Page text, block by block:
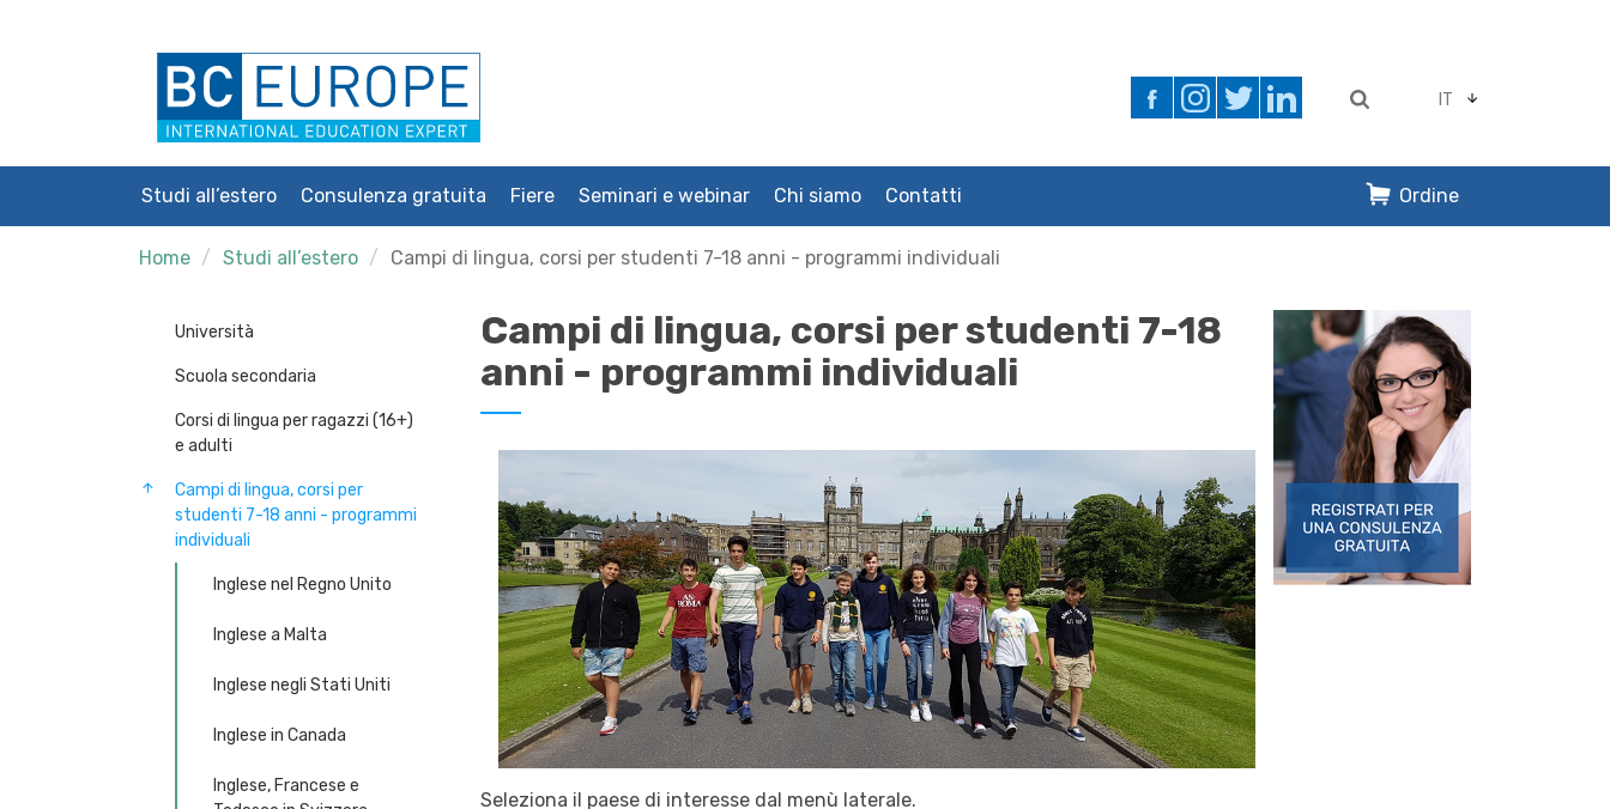
IT
Studi all’estero Consulenza gratuita Fiere Seminari e webinar Chi siamo Contatti Ordine
Home Studi all’estero Campi di lingua, corsi per studenti 7-18 anni - programmi individuali
Università
Scuola secondaria
Corsi di lingua per ragazzi (16+)
e adulti
Campi di lingua, corsi per
studenti 7-18 anni - programmi
individuali
Inglese nel Regno Unito
Inglese a Malta
Inglese negli Stati Uniti
Inglese in Canada
Inglese, Francese e
Campi di lingua, corsi per studenti 7-18
anni - programmi individuali
Seleziona il paese di interesse dal menù laterale.